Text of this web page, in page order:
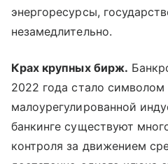
энергоресурсы,
незамедлительно.
Крах крупных бирж.
2022 года стало символом
малоурегулированной
банкинге существуют
контроля за движением